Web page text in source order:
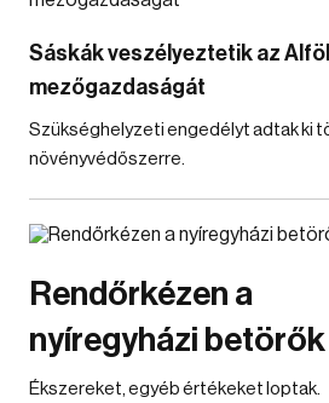
Sáskák veszélyeztetik az
mezőgazdaságát
Szükséghelyzeti engedélyt adtak ki
növényvédőszerre.
Rendőrkézen a
nyíregyházi betörők
Ékszereket, egyéb értékeket loptak.